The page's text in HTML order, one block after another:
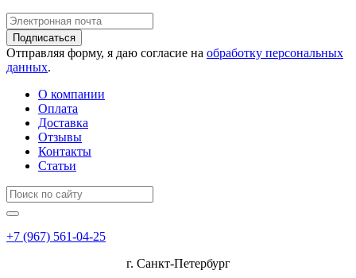
Подписаться
Отправляя форму, я даю согласие на обработку персональных
данных.
О компании
Оплата
Доставка
Отзывы
Контакты
Статьи
+7 (967) 561-04-25
г. Санкт-Петербург